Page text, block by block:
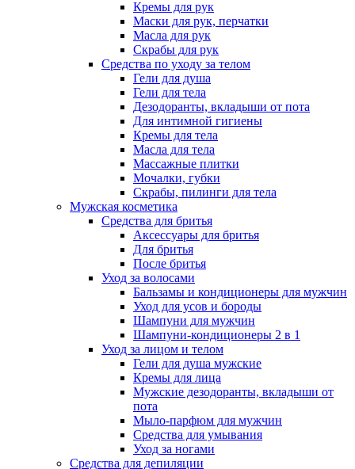
Кремы для рук
Маски для рук, перчатки
Масла для рук
Скрабы для рук
Средства по уходу за телом
Гели для душа
Гели для тела
Дезодоранты, вкладыши от пота
Для интимной гигиены
Кремы для тела
Масла для тела
Массажные плитки
Мочалки, губки
Скрабы, пилинги для тела
Мужская косметика
Средства для бритья
Аксессуары для бритья
Для бритья
После бритья
Уход за волосами
Бальзамы и кондиционеры для мужчин
Уход для усов и бороды
Шампуни для мужчин
Шампуни-кондиционеры 2 в 1
Уход за лицом и телом
Гели для душа мужские
Кремы для лица
Мужские дезодоранты, вкладыши от
пота
Мыло-парфюм для мужчин
Средства для умывания
Уход за ногами
Средства для депиляции